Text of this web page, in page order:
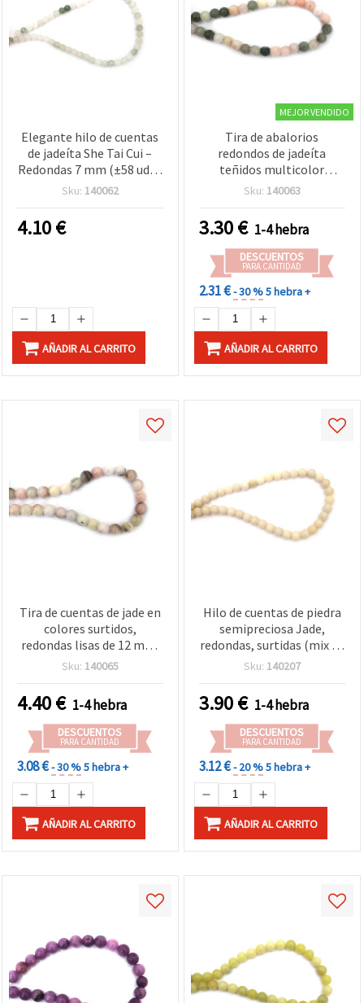
Elegante hilo de cuentas
de jadeíta She Tai Cui –
Redondas 7 mm (±58 uds),
ideal para crear bisutería y
Sku: 140062
4.10€
AÑADIR AL CARRITO
MEJOR VENDIDO
Tira de abalorios
redondos de jadeíta
teñidos multicolor
(surtido), 8 mm, aprox. 48
pulseras y collares
Sku: 140063
3.30€ 1-4 hebra
DESCUENTOS
PARA CANTIDAD
2.31 €- 30 %5 hebra +
AÑADIR AL CARRITO
Tira de cuentas de jade en
colores surtidos,
redondas lisas de 12 mm,
aprox. 32 piezas — Piedra
DIY, enfilado de cuentas y
manualidades
Sku: 140065
4.40€ 1-4 hebra
DESCUENTOS
PARA CANTIDAD
3.08 €- 30 %5 hebra +
AÑADIR AL CARRITO
Hilo de cuentas de piedra
semipreciosa Jade,
redondas, surtidas (mix de
colores), 8 mm, ~44 uds.
Sku: 140207
3.90€ 1-4 hebra
DESCUENTOS
PARA CANTIDAD
3.12 €- 20 %5 hebra +
AÑADIR AL CARRITO